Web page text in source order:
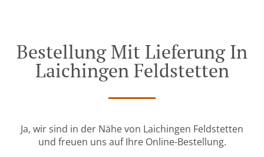
Bestellung Mit Lieferung In
Laichingen Feldstetten
Ja, wir sind in der Nähe von Laichingen Feldstetten
und freuen uns auf Ihre Online-Bestellung.